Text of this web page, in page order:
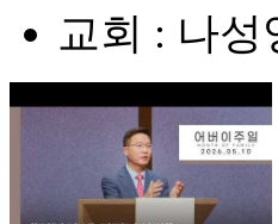
교회 : 나성